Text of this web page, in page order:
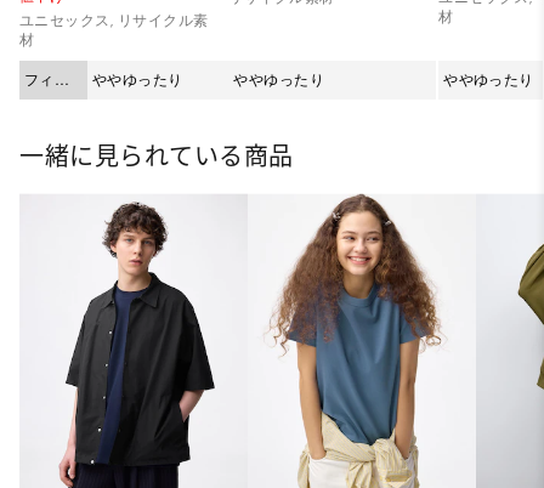
ユニセックス, リサイクル素
材
フィッ
ト
ややゆったり ややゆったり
材
ややゆったり
一緒に見られている商品